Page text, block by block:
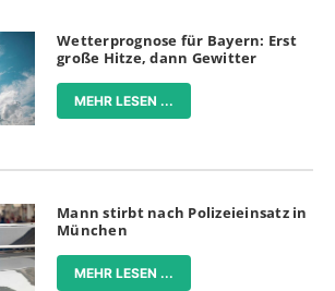
Wetterprognose für Bayern: Erst
große Hitze, dann Gewitter
MEHR LESEN ...
Mann stirbt nach Polizeieinsatz in
München
MEHR LESEN ...